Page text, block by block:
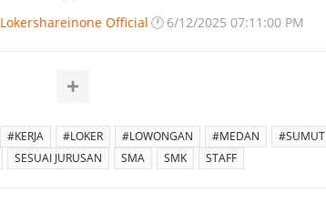
Lokershareinone Official 🕐 6/12/2025 07:11:00 PM
#KERJA #LOKER #LOWONGAN #MEDAN #SUMUT
SESUAI JURUSAN SMA SMK STAFF